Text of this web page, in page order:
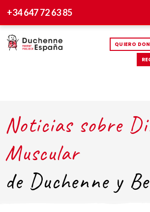
+34 647 72 63 85
QUIERO
Noticias sobre
Muscular
de Duchenne y